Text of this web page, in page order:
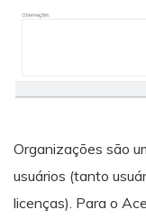
Organizações são
usuários (tanto
licenças). Para o